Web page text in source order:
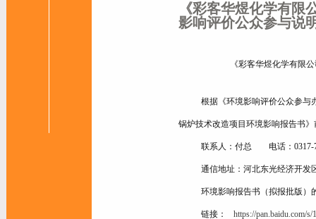
《彩客华煜化学有
影响评价公众参与说
《彩客华煜化学有限
根据《环境影响评价公众参与
锅炉技术改造项目环境影响报告书》
联系人：付总 电话： 0317-
通信地址： 河北东光经济开发
环境影响报告书 （拟报批版）
链接： https://pan.baidu.com/